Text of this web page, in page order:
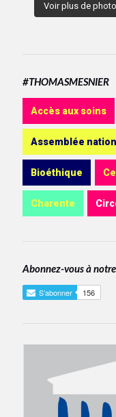
Voir plus de
#THOMASMESNIER
Accès aux soins
Assemblée
Bioéthique
Charente
Abonnez-vous à